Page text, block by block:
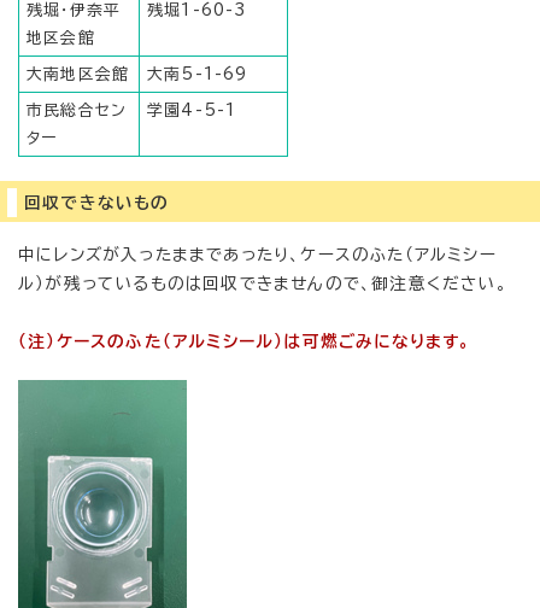
残堀・伊奈平
地区会館
残堀1-60-3
大南地区会館 大南5-1-69
市民総合セン
ター
学園4-5-1
回収できないもの
中にレンズが入ったままであったり、ケースのふた（アルミシー
ル）が残っているものは回収できませんので、御注意ください。
（注）ケースのふた（アルミシール）は可燃ごみになります。